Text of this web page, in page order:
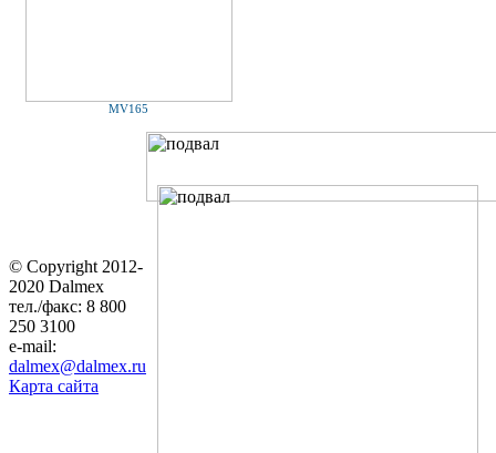
MV165
© Copyright 2012-
2020 Dalmex
тел./факс: 8 800
250 3100
e-mail:
dalmex@dalmex.ru
Карта сайта